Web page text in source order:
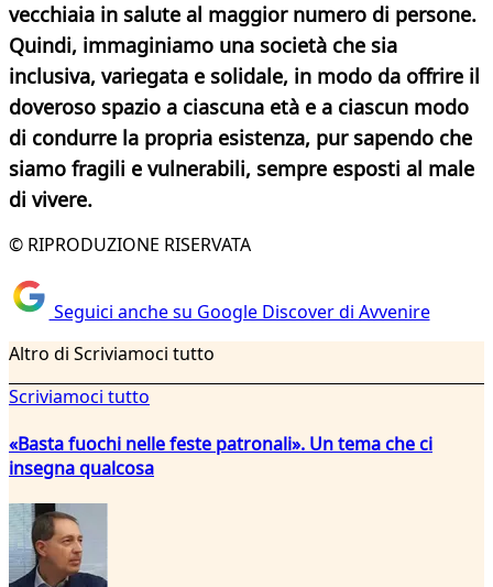
vecchiaia in salute al maggior numero di persone.
Quindi, immaginiamo una società che sia
inclusiva, variegata e solidale, in modo da offrire il
doveroso spazio a ciascuna età e a ciascun modo
di condurre la propria esistenza, pur sapendo che
siamo fragili e vulnerabili, sempre esposti al male
di vivere.
© RIPRODUZIONE RISERVATA
Seguici anche su Google Discover di Avvenire
Altro di Scriviamoci tutto
Scriviamoci tutto
«Basta fuochi nelle feste patronali». Un tema che ci
insegna qualcosa